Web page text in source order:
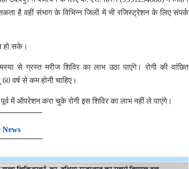
है वहीं संभाग के विभिन्न जिलों में भी रजिस्ट्रेशन के लिए संपर्क
हो सके।
से ग्रस्त मरीज शिविर का लाभ उठा पाएंगे। रोगी की वांछित
वर्ष से कम होनी चाहिए।
में ऑपरेशन करा चुके रोगी इस शिविर का लाभ नहीं ले पाएंगे।
News